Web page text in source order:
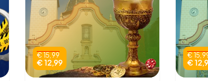
€ 15,99
€ 12,99
€
€